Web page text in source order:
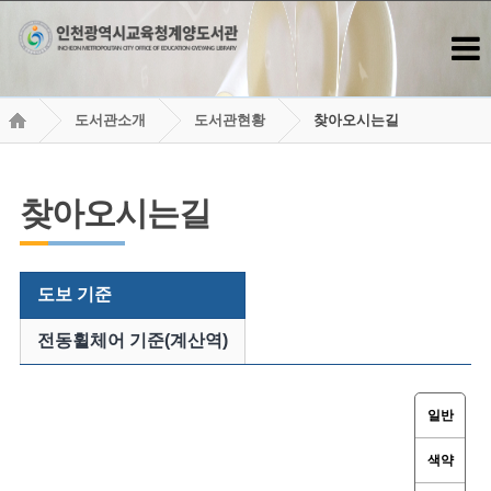
도서관소개 도서관현황 찾아오시는길
찾아오시는길
도보 기준
전동휠체어 기준(계산역)
일반
색약